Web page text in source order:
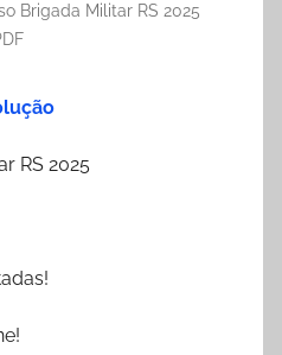
Brigada Militar RS 2025
RS 2025